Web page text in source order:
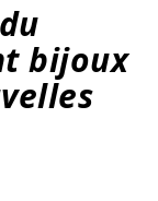
bijoux